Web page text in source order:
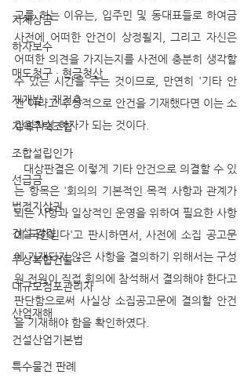
지체상금
하자보수
매도청구 · 현금청산
재개발 · 재건축
지역주택조합
조합설립인가
선급금
법정지상권
건설 감정
주상복합건물
대규모점포관리자
산업재해
건설산업기본법
특수물건 판례
고를 하는 이유는, 입주민 및 동대표들로 하여금
사전에 어떠한 안건이 상정될지, 그리고 자신은
어떠한 의견을 가지는지를 사전에 충분히 생각할
수 있는 시간을 주는 것이므로, 만연히 '기타 안
건'이라고 추상적으로 안건을 기재했다면 이는 소
집절차상 하자가 되는 것이다.
는 항목은 '회의의 기본적인 목적 사항과 관계가
되는 사항과 일상적인 운영을 위하여 필요한 사항
에 국한된다'고 판시하면서, 사전에 소집 공고문
에 기재되지 않은 사항을 결의하기 위해서는 구성
원 전원이 직접 회의에 참석해서 결의해야 한다고
판단함으로써 사실상 소집공고문에 결의할 안건
을 기재해야 함을 확인하였다.